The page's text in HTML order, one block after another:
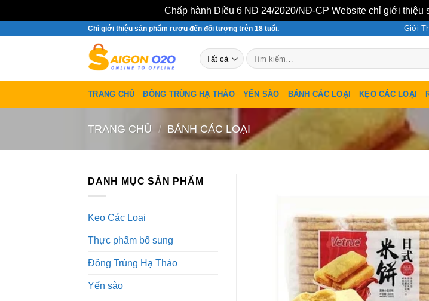
Chấp hành Điều 6 NĐ 24/2020/NĐ-CP Website chỉ giới thiệu
Chỉ giới thiệu sản phẩm rượu đến đối tượng trên 18 tuổi. Giới
Tìm
kiếm:
TRANG CHỦ ĐÔNG TRÙNG HẠ THẢO YẾN SÀO BÁNH CÁC LOẠI KẸO CÁC LOẠI
TRANG CHỦ / BÁNH CÁC LOẠI
DANH MỤC SẢN PHẨM
Kẹo Các Loại
Thực phẩm bổ sung
Đông Trùng Hạ Thảo
Yến sào